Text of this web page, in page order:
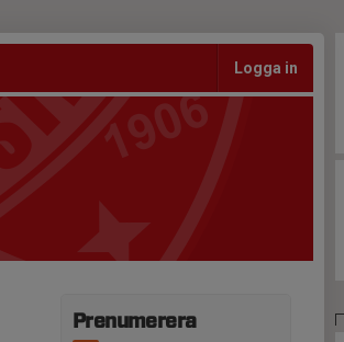
Logga in
Prenumerera